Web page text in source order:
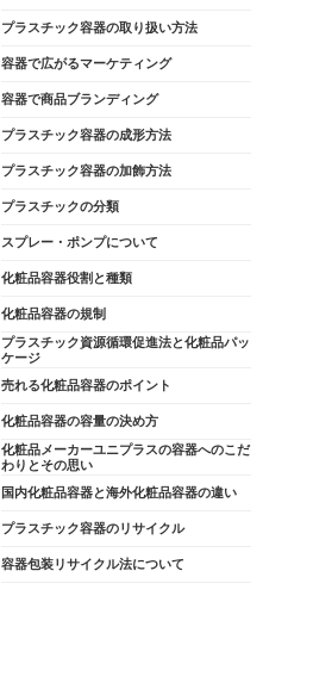
プラスチック容器の取り扱い方法
容器で広がるマーケティング
容器で商品ブランディング
プラスチック容器の成形方法
プラスチック容器の加飾方法
プラスチックの分類
スプレー・ポンプについて
化粧品容器役割と種類
化粧品容器の規制
プラスチック資源循環促進法と化粧品パッ
ケージ
売れる化粧品容器のポイント
化粧品容器の容量の決め方
化粧品メーカーユニプラスの容器へのこだ
わりとその思い
国内化粧品容器と海外化粧品容器の違い
プラスチック容器のリサイクル
容器包装リサイクル法について